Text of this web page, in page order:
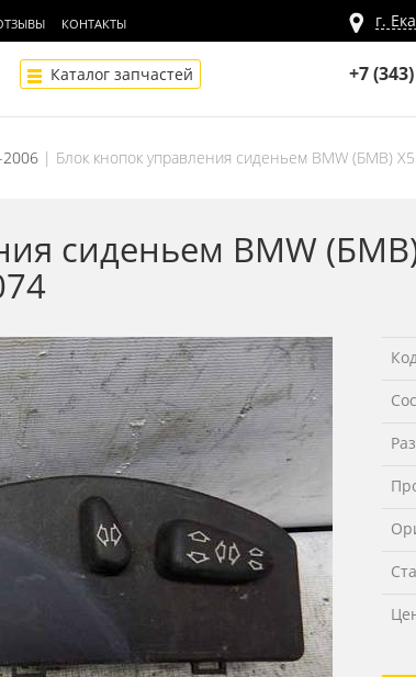
КОНТАКТЫ г.
Каталог запчастей +7
Блок кнопок управления сиденьем BMW (БМВ)
сиденьем BMW